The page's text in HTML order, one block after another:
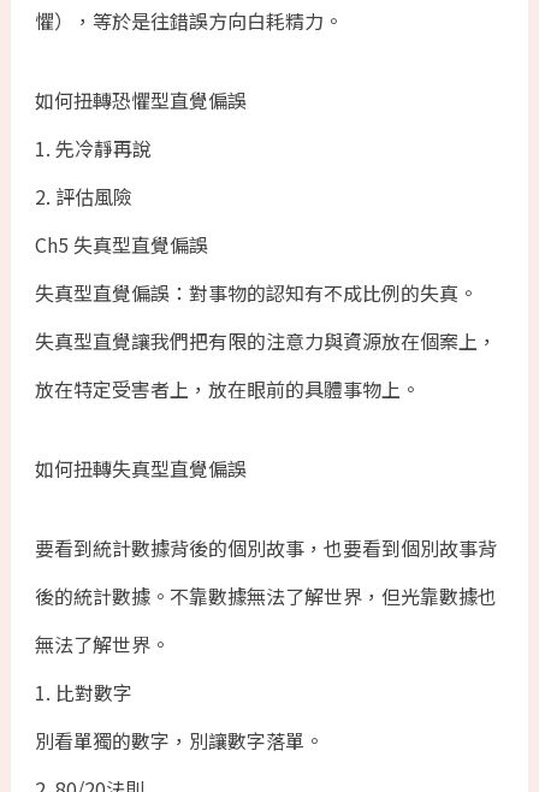
懼），等於是往錯誤方向白耗精力。
如何扭轉恐懼型直覺偏誤
1. 先冷靜再說
2. 評估風險
Ch5 失真型直覺偏誤
失真型直覺偏誤：對事物的認知有不成比例的失真。
失真型直覺讓我們把有限的注意力與資源放在個案上，
放在特定受害者上，放在眼前的具體事物上。
如何扭轉失真型直覺偏誤
要看到統計數據背後的個別故事，也要看到個別故事背
後的統計數據。不靠數據無法了解世界，但光靠數據也
無法了解世界。
1. 比對數字
別看單獨的數字，別讓數字落單。